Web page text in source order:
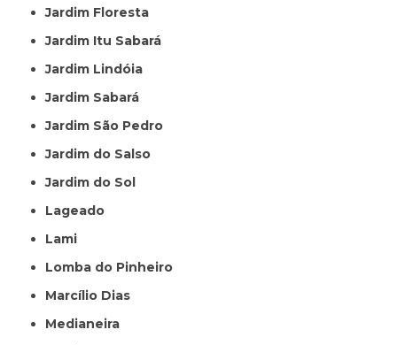
Jardim Floresta
Jardim Itu Sabará
Jardim Lindóia
Jardim Sabará
Jardim São Pedro
Jardim do Salso
Jardim do Sol
Lageado
Lami
Lomba do Pinheiro
Marcílio Dias
Medianeira